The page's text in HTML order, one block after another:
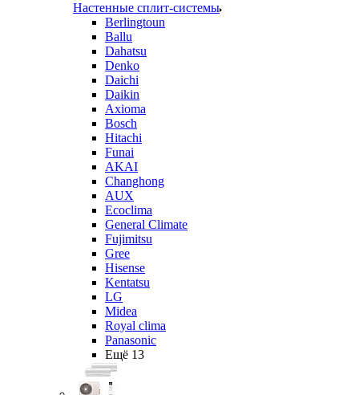
Настенные сплит-системы
Berlingtoun
Ballu
Dahatsu
Denko
Daichi
Daikin
Axioma
Bosch
Hitachi
Funai
AKAI
Changhong
AUX
Ecoclima
General Climate
Fujimitsu
Gree
Hisense
Kentatsu
LG
Midea
Royal clima
Panasonic
Ещё 13